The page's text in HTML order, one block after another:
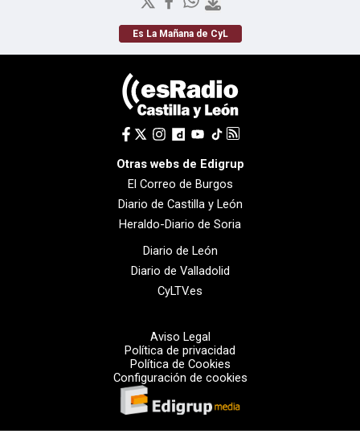
Es La Mañana de CyL
Otras webs de Edigrup
El Correo de Burgos
Diario de Castilla y León
Heraldo-Diario de Soria
Diario de León
Diario de Valladolid
CyLTV.es
Aviso Legal
Política de privacidad
Política de Cookies
Configuración de cookies